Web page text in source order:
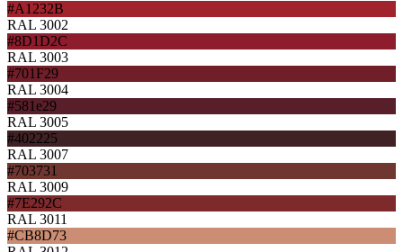
#A1232B
RAL 3002
#8D1D2C
RAL 3003
#701F29
RAL 3004
#581e29
RAL 3005
#402225
RAL 3007
#703731
RAL 3009
#7E292C
RAL 3011
#CB8D73